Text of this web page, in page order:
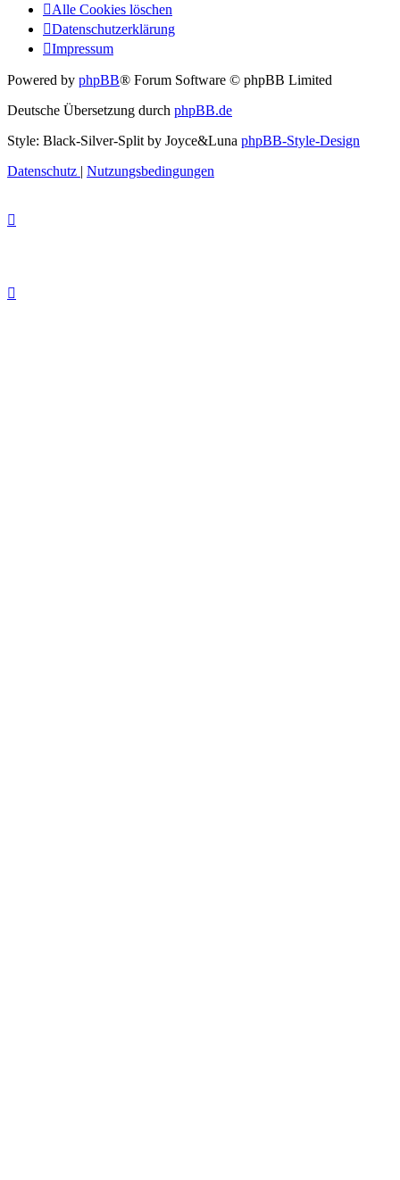
Alle Cookies löschen
Datenschutzerklärung
Impressum
Powered by phpBB® Forum Software © phpBB Limited
Deutsche Übersetzung durch phpBB.de
Style: Black-Silver-Split by Joyce&Luna phpBB-Style-Design
Datenschutz | Nutzungsbedingungen